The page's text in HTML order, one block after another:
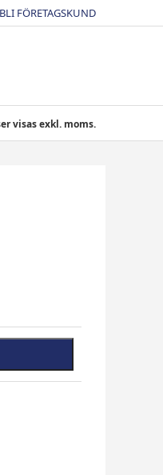
BLI FÖRETAGSKUND
visas exkl. moms.